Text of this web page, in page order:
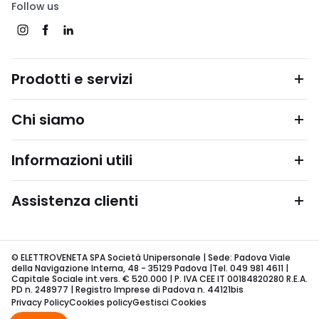
Follow us
Prodotti e servizi
Chi siamo
Informazioni utili
Assistenza clienti
© ELETTROVENETA SPA Società Unipersonale | Sede: Padova Viale
della Navigazione Interna, 48 - 35129 Padova |Tel. 049 981 4611 |
Capitale Sociale int.vers. € 520.000 | P. IVA CEE IT 00184820280 R.E.A.
PD n. 248977 | Registro Imprese di Padova n. 44121bis
Privacy PolicyCookies policyGestisci Cookies